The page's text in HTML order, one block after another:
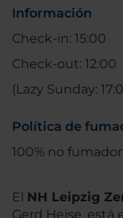
Información
Check-in: 15:00
Check-out: 12:00
(Lazy Sunday:
Política de
100% no fumador
El NH Leipzig
Gerd Heise, está